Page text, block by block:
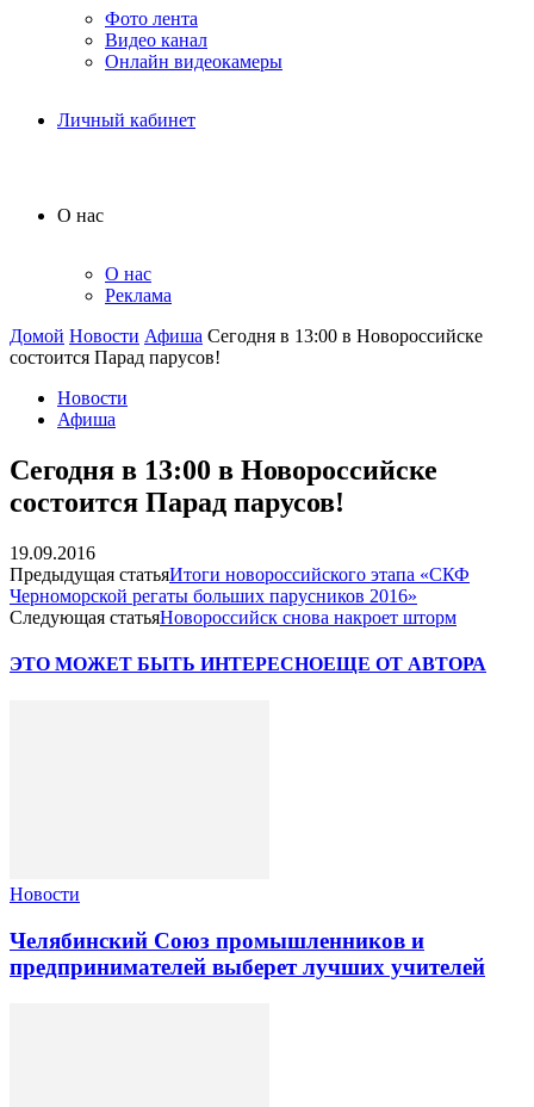
Фото лента
Видео канал
Онлайн видеокамеры
Личный кабинет
О нас
О нас
Реклама
Домой Новости Афиша Сегодня в 13:00 в Новороссийске
состоится Парад парусов!
Новости
Афиша
Сегодня в 13:00 в Новороссийске
состоится Парад парусов!
19.09.2016
Предыдущая статьяИтоги новороссийского этапа «СКФ
Черноморской регаты больших парусников 2016»
Следующая статьяНовороссийск снова накроет шторм
ЭТО МОЖЕТ БЫТЬ ИНТЕРЕСНОЕЩЕ ОТ АВТОРА
Новости
Челябинский Союз промышленников и
предпринимателей выберет лучших учителей